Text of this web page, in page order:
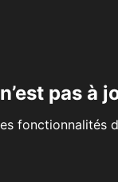
pas à
fonctionnalités